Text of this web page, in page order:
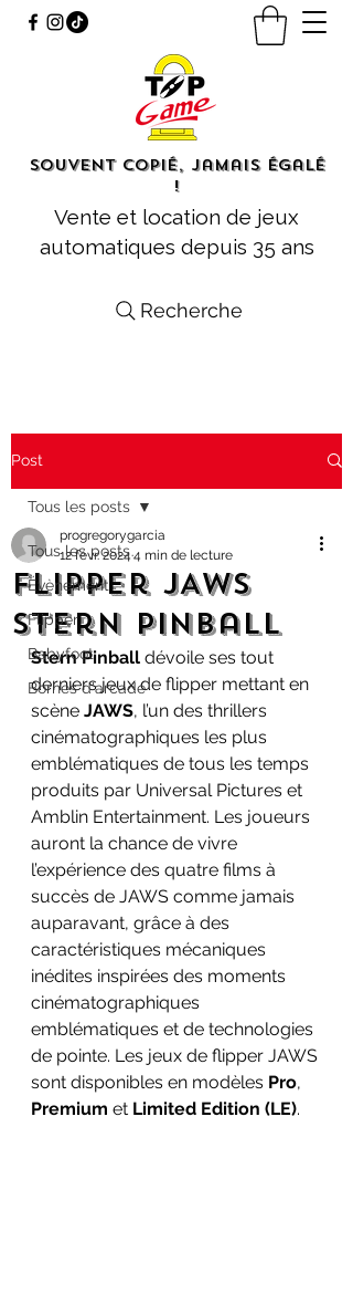
Souvent copié, jamais égalé
!
Vente et location de jeux
automatiques depuis 35 ans
Recherche
Post
Tous les posts
Évènement
Flipper
Babyfoot
Bornes d'arcade
Tous les posts
Flipper JAWS
Stern Pinball
progregorygarcia
12 févr. 2024 4 min de lecture
Stern Pinball dévoile ses tout
derniers jeux de flipper mettant en
scène JAWS, l’un des thrillers
cinématographiques les plus
emblématiques de tous les temps
produits par Universal Pictures et
Amblin Entertainment. Les joueurs
auront la chance de vivre
l’expérience des quatre films à
succès de JAWS comme jamais
auparavant, grâce à des
caractéristiques mécaniques
inédites inspirées des moments
cinématographiques
emblématiques et de technologies
de pointe. Les jeux de flipper JAWS
sont disponibles en modèles Pro,
Premium et Limited Edition (LE).